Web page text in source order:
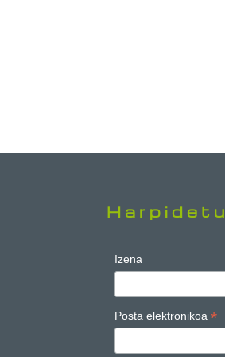
Harpidetu
Izena
Posta elektronikoa *